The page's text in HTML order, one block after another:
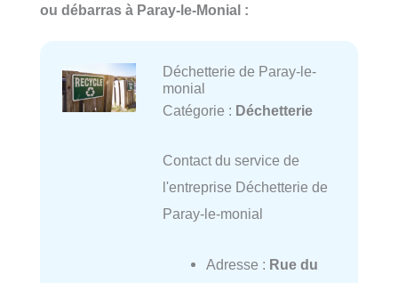
ou débarras à Paray-le-Monial :
Déchetterie de Paray-le-
monial
Catégorie : Déchetterie
Contact du service de
l'entreprise Déchetterie de
Paray-le-monial
Adresse : Rue du